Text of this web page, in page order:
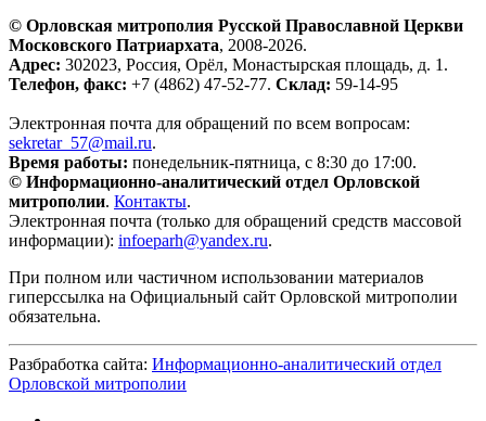
© Орловская митрополия Русской Православной Церкви
Московского Патриархата, 2008-2026.
Адрес: 302023, Россия, Орёл, Монастырская площадь, д. 1.
Телефон, факс: +7 (4862) 47-52-77. Склад: 59-14-95
Электронная почта для обращений по всем вопросам:
sekretar_57@mail.ru.
Время работы: понедельник-пятница, с 8:30 до 17:00.
© Информационно-аналитический отдел Орловской
митрополии. Контакты.
Электронная почта (только для обращений средств массовой
информации): infoeparh@yandex.ru.
При полном или частичном использовании материалов
гиперссылка на Официальный сайт Орловской митрополии
обязательна.
Разбработка сайта: Информационно-аналитический отдел
Орловской митрополии